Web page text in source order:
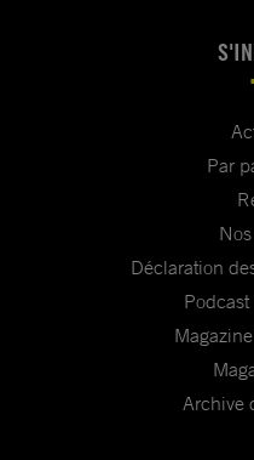
Par
Déclaration
Podcast
Archive